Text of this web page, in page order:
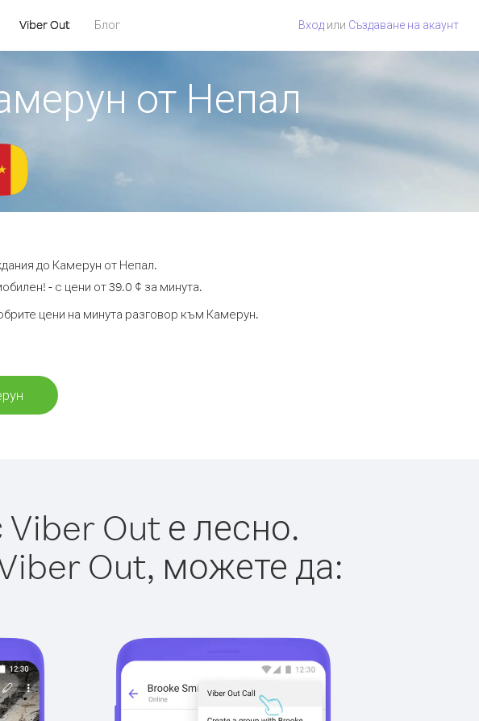
Viber Out Блог Вход или Създаване на акаунт
от Непал
до Камерун от Непал.
- с цени от 39.0 ¢ за минута.
цени на минута разговор към Камерун.
Out е лесно.
Out, можете да: